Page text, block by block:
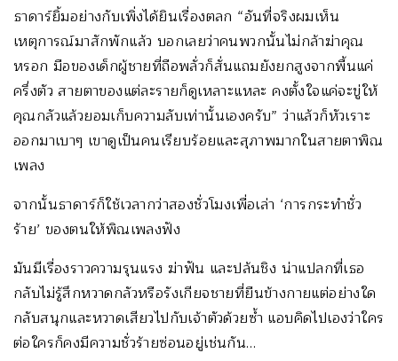
ธาดาร์ยิ้มอย่างกับเพิ่งได้ยินเรื่องตลก “อันที่จริงผมเห็น
เหตุการณ์มาสักพักแล้ว บอกเลยว่าคนพวกนั้นไม่กล้าฆ่าคุณ
หรอก มือของเด็กผู้ชายที่ถือพลั่วก็สั่นแถมยังยกสูงจากพื้นแค่
ครึ่งตัว สายตาของแต่ละรายก็ดูเหลาะแหละ คงตั้งใจแค่จะขู่ให้
คุณกลัวแล้วยอมเก็บความลับเท่านั้นเองครับ” ว่าแล้วก็หัวเราะ
ออกมาเบาๆ เขาดูเป็นคนเรียบร้อยและสุภาพมากในสายตาพิณ
เพลง
จากนั้นธาดาร์ก็ใช้เวลากว่าสองชั่วโมงเพื่อเล่า ‘การกระทำชั่ว
ร้าย’ ของตนให้พิณเพลงฟัง
มันมีเรื่องราวความรุนแรง ฆ่าฟัน และปล้นชิง น่าแปลกที่เธอ
กลับไม่รู้สึกหวาดกลัวหรือรังเกียจชายที่ยืนข้างกายแต่อย่างใด
กลับสนุกและหวาดเสียวไปกับเจ้าตัวด้วยซ้ำ แอบคิดไปเองว่าใคร
ต่อใครก็คงมีความชั่วร้ายซ่อนอยู่เช่นกัน…